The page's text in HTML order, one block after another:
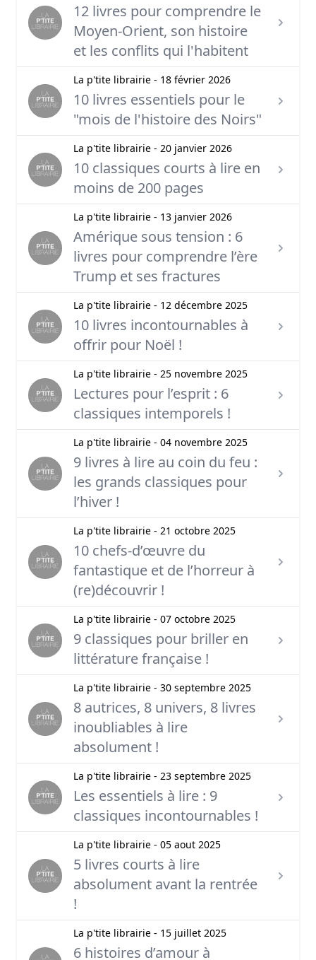
12 livres pour comprendre le
Moyen-Orient, son histoire
et les conflits qui l'habitent
La p'tite librairie - 18 février 2026
10 livres essentiels pour le
"mois de l'histoire des Noirs"
La p'tite librairie - 20 janvier 2026
10 classiques courts à lire en
moins de 200 pages
La p'tite librairie - 13 janvier 2026
Amérique sous tension : 6
livres pour comprendre l’ère
Trump et ses fractures
La p'tite librairie - 12 décembre 2025
10 livres incontournables à
offrir pour Noël !
La p'tite librairie - 25 novembre 2025
Lectures pour l’esprit : 6
classiques intemporels !
La p'tite librairie - 04 novembre 2025
9 livres à lire au coin du feu :
les grands classiques pour
l’hiver !
La p'tite librairie - 21 octobre 2025
10 chefs-d’œuvre du
fantastique et de l’horreur à
(re)découvrir !
La p'tite librairie - 07 octobre 2025
9 classiques pour briller en
littérature française !
La p'tite librairie - 30 septembre 2025
8 autrices, 8 univers, 8 livres
inoubliables à lire
absolument !
La p'tite librairie - 23 septembre 2025
Les essentiels à lire : 9
classiques incontournables !
La p'tite librairie - 05 aout 2025
5 livres courts à lire
absolument avant la rentrée
!
La p'tite librairie - 15 juillet 2025
6 histoires d’amour à